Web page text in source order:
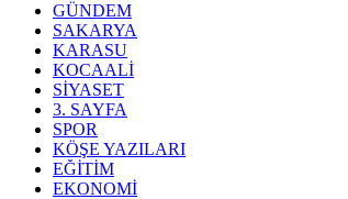
GÜNDEM
SAKARYA
KARASU
KOCAALI
SIYASET
3. SAYFA
SPOR
KÖŞE YAZILARI
EĞITIM
EKONOMI